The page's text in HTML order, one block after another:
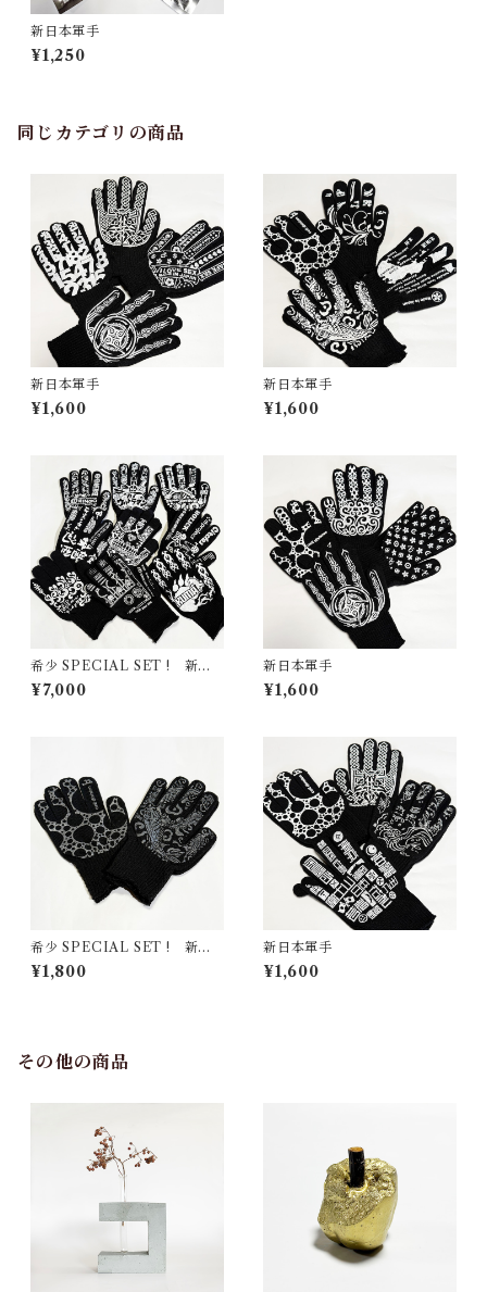
新日本軍手
¥1,250
同じカテゴリの商品
新日本軍手
¥1,600
新日本軍手
¥1,600
希少 SPECIAL SET ! 新日
本軍手コラボ ラスト9双セッ
ト
¥7,000
新日本軍手
¥1,600
希少 SPECIAL SET ! 新日
本軍手シルバー ラスト2双セ
ット
¥1,800
新日本軍手
¥1,600
その他の商品